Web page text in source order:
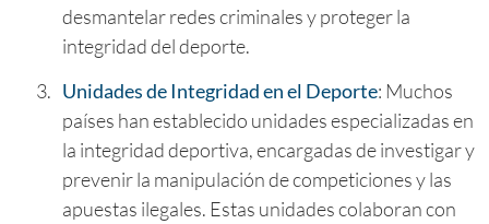
desmantelar redes criminales y proteger la
integridad del deporte.
3. Unidades de Integridad en el Deporte: Muchos
países han establecido unidades especializadas en
la integridad deportiva, encargadas de investigar y
prevenir la manipulación de competiciones y las
apuestas ilegales. Estas unidades colaboran con